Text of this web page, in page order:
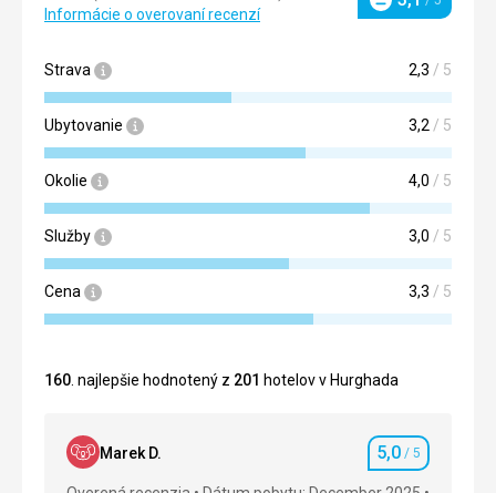
Informácie o overovaní recenzí
Hodnotenie
Strava 2,3 / 5
Ubytovanie 3,2 / 5
Okolie 4,0 / 5
Služby 3,0 / 5
Cena 3,3 / 5
160 . najlepšie hodnotený z 201 hotelov v Hurghada
Marek D. Hodnotenie
5,0 / 5